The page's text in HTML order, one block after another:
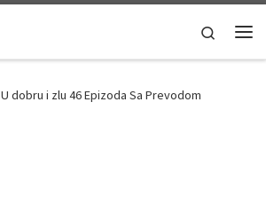
Search
U dobru i zlu 46 Epizoda Sa Prevodom